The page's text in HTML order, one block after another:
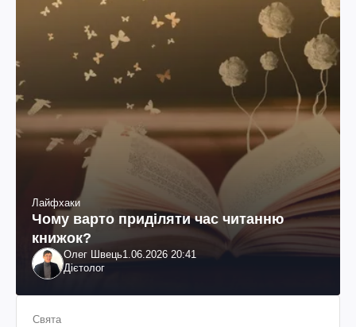
Лайфхаки
Чому варто приділяти час читанню
книжок?
Олег Швець1.06.2026 20:41
Дієтолог
Свята